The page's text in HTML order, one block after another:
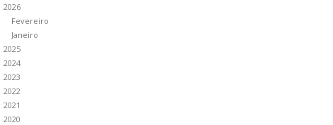
2026
Fevereiro
Janeiro
2025
2024
2023
2022
2021
2020